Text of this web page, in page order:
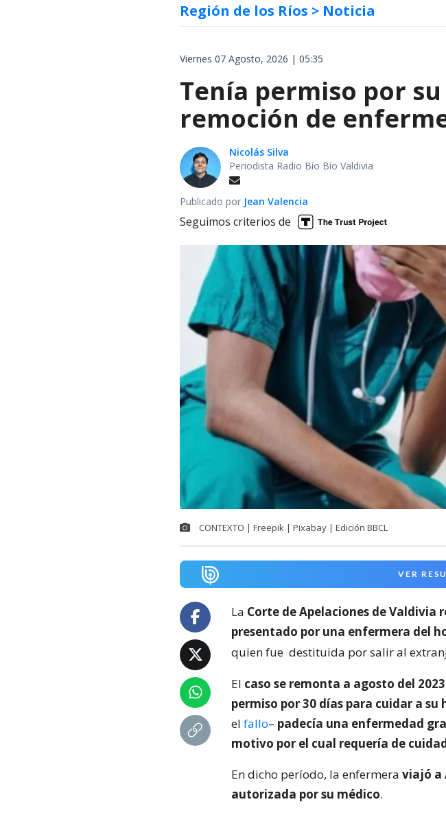
Región de los Ríos > Noticia
Viernes 07 Agosto, 2026 | 05:35
Tenía permiso por
remoción de
Nicolás Silva
Periodista Radio Bío Bío Valdivia
Publicado por Jean Valencia
Seguimos criterios de
CONTEXTO | Freepik | Pixabay | Edición BBCL
VER
La Corte de Apelaciones de Valdivia
presentado por una enfermera del
quien fue destituida por salir al
El caso se remonta a agosto del 2023
permiso por 30 días para cuidar a
el fallo– padecía una enfermedad
motivo por el cual requería de
En dicho período, la enfermera viajó a
autorizada por su médico.